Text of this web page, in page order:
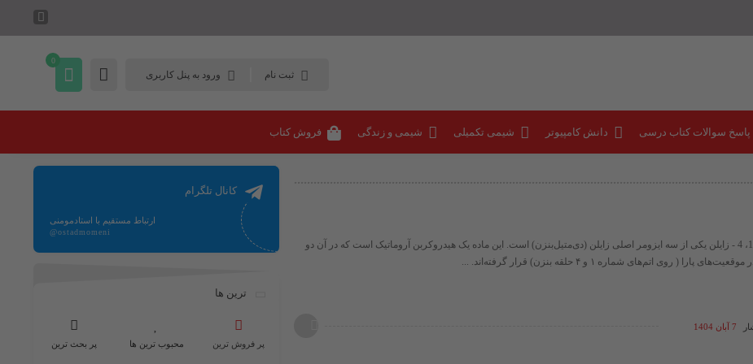
ثبت نام ورود به پنل کاربری
0
پاسخ سوالات کتاب درسی دانش کامپیوتر شیمی تکمیلی شیمی و زندگی فروش کتاب
پارازایلن، یا 1، 4 - زایلن یکی از سه ایزومر اصلی زایلن (دی‌متیل‌بنزن) است. این ماده یک هیدروکربن آروماتیک است که در آن دو
پارا ( روی اتم‌های شماره ۱ و ۴ حلقه بنزن) قرار گرفته‌اند. ...
7 آبان 1404
کانال تلگرام
ارتباط مستقیم با استادمومنی
@ostadmomeni
ترین ها
پر فروش ترین محبوب ترین ها پر بحث ترین